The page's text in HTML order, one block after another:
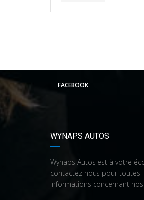
FACEBOOK
WYNAPS AUTOS
Wynaps Autos est à votre
contactez nous pour toutes
informations concernant nos